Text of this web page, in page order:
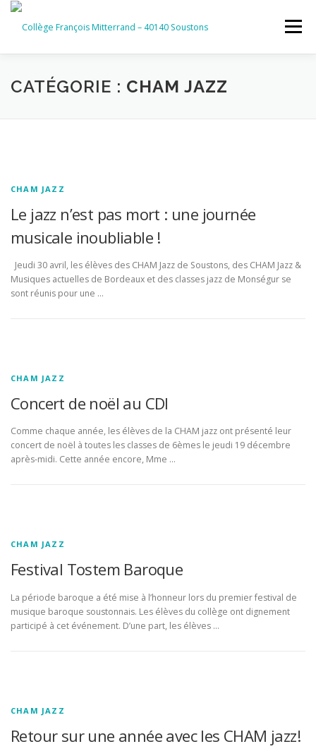
Aller
contenu
Menu
ACCUEIL RUBRIQUES
INSTANCES ET PARTENAIRES
CATÉGORIE : CHAM JAZZ
CHAM JAZZ
Le jazz n’est pas mort : une journée
musicale inoubliable !
Jeudi 30 avril, les élèves des CHAM Jazz de Soustons, des CHAM Jazz &
Musiques actuelles de Bordeaux et des classes jazz de Monségur se
sont réunis pour une …
CHAM JAZZ
Concert de noël au CDI
Comme chaque année, les élèves de la CHAM jazz ont présenté leur
concert de noël à toutes les classes de 6èmes le jeudi 19 décembre
après-midi. Cette année encore, Mme …
CHAM JAZZ
Festival Tostem Baroque
La période baroque a été mise à l’honneur lors du premier festival de
musique baroque soustonnais. Les élèves du collège ont dignement
participé à cet événement. D’une part, les élèves …
CHAM JAZZ
Retour sur une année avec les CHAM jazz!